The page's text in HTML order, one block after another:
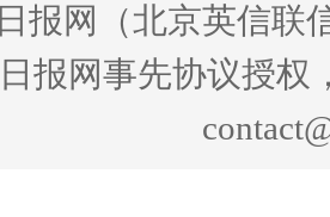
日报网（北京英信联
报网事先协议授权